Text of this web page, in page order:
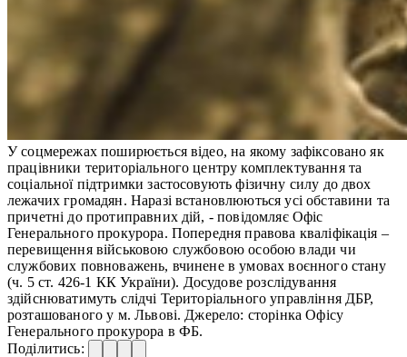
У соцмережах поширюється відео, на якому зафіксовано як
працівники територіального центру комплектування та
соціальної підтримки застосовують фізичну силу до двох
лежачих громадян. Наразі встановлюються усі обставини та
причетні до протиправних дій, - повідомляє Офіс
Генерального прокурора. Попередня правова кваліфікація –
перевищення військовою службовою особою влади чи
службових повноважень, вчинене в умовах воєнного стану
(ч. 5 ст. 426-1 КК України). Досудове розслідування
здійснюватимуть слідчі Територіального управління ДБР,
розташованого у м. Львові. Джерело: сторінка Офісу
Генерального прокурора в ФБ.
Поділитись: